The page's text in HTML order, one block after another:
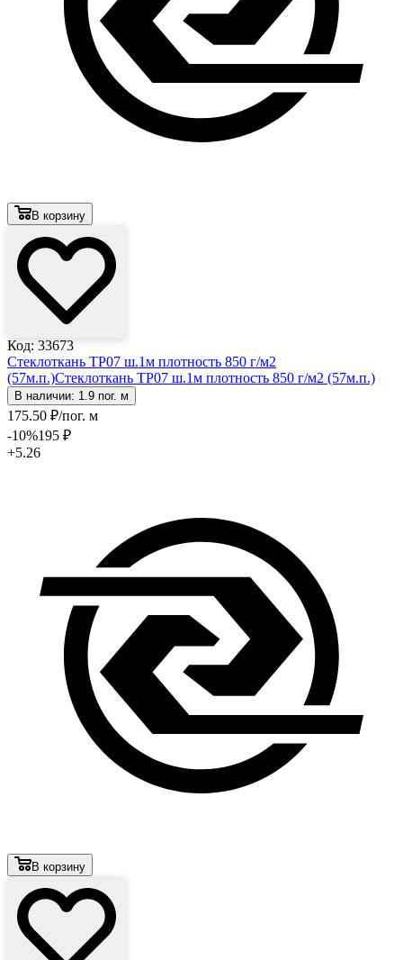
В корзину
Код: 33673
Стеклоткань ТР07 ш.1м плотность 850 г/м2
(57м.п.)Стеклоткань ТР07 ш.1м плотность 850 г/м2 (57м.п.)
В наличии: 1.9 пог. м
175.50 ₽/пог. м
-10%195 ₽
+5.26
В корзину